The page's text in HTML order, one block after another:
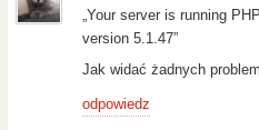
„Your server is running
version 5.1.47”
Jak widać żadnych
odpowiedz